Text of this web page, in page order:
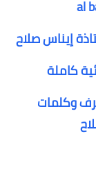
إيناس صلاح
كاملة
وكلمات